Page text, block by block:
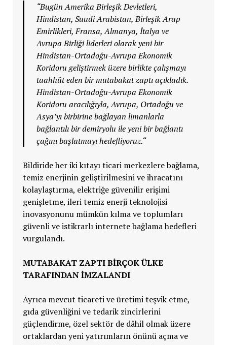
“Bugün Amerika Birleşik Devletleri,
Hindistan, Suudi Arabistan, Birleşik Arap
Emirlikleri, Fransa, Almanya, İtalya ve
Avrupa Birliği liderleri olarak yeni bir
Hindistan-Ortadoğu-Avrupa Ekonomik
Koridoru geliştirmek üzere birlikte çalışmayı
taahhüt eden bir mutabakat zaptı açıkladık.
Hindistan-Ortadoğu-Avrupa Ekonomik
Koridoru aracılığıyla, Avrupa, Ortadoğu ve
Asya’yı birbirine bağlayan limanlarla
bağlantılı bir demiryolu ile yeni bir bağlantı
çağını başlatmayı hedefliyoruz.“
Bildiride her iki kıtayı ticari merkezlere bağlama,
temiz enerjinin geliştirilmesini ve ihracatını
kolaylaştırma, elektriğe güvenilir erişimi
genişletme, ileri temiz enerji teknolojisi
inovasyonunu mümkün kılma ve toplumları
güvenli ve istikrarlı internete bağlama hedefleri
vurgulandı.
MUTABAKAT ZAPTI BİRÇOK ÜLKE
TARAFINDAN İMZALANDI
Ayrıca mevcut ticareti ve üretimi teşvik etme,
gıda güvenliğini ve tedarik zincirlerini
güçlendirme, özel sektör de dâhil olmak üzere
ortaklardan yeni yatırımların önünü açma ve